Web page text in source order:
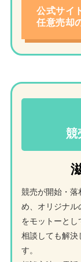
公式サイ
任意売却
競
競売が開始・落
め、オリジナル
をモットーとし
相談しても解決
す。